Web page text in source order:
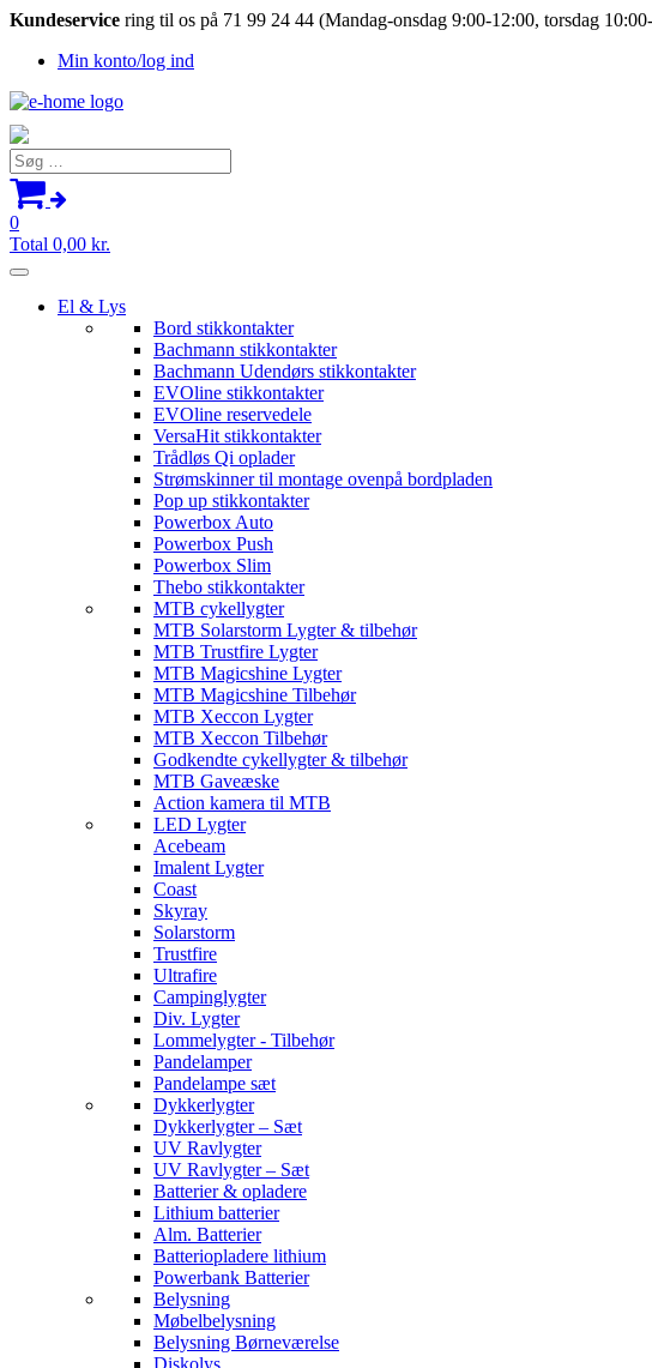
Kundeservice ring til os på 71 99 24 44 (Mandag-onsdag 9:00-12:00, torsdag
Min konto/log ind
Søg
efter:
0
Total 0,00 kr.
El & Lys
Bord stikkontakter
Bachmann stikkontakter
Bachmann Udendørs stikkontakter
EVOline stikkontakter
EVOline reservedele
VersaHit stikkontakter
Trådløs Qi oplader
Strømskinner til montage ovenpå bordpladen
Pop up stikkontakter
Powerbox Auto
Powerbox Push
Powerbox Slim
Thebo stikkontakter
MTB cykellygter
MTB Solarstorm Lygter & tilbehør
MTB Trustfire Lygter
MTB Magicshine Lygter
MTB Magicshine Tilbehør
MTB Xeccon Lygter
MTB Xeccon Tilbehør
Godkendte cykellygter & tilbehør
MTB Gaveæske
Action kamera til MTB
LED Lygter
Acebeam
Imalent Lygter
Coast
Skyray
Solarstorm
Trustfire
Ultrafire
Campinglygter
Div. Lygter
Lommelygter - Tilbehør
Pandelamper
Pandelampe sæt
Dykkerlygter
Dykkerlygter – Sæt
UV Ravlygter
UV Ravlygter – Sæt
Batterier & opladere
Lithium batterier
Alm. Batterier
Batteriopladere lithium
Powerbank Batterier
Belysning
Møbelbelysning
Belysning Børneværelse
Diskolys